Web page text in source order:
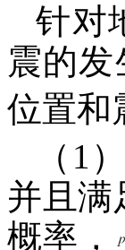
针对
震的
位置和
（1
并且满
概率，